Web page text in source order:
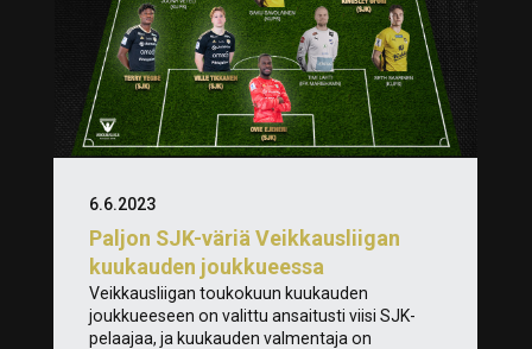
Paljon SJK-väriä Veikkausliigan
kuukauden joukkueessa
6.6.2023
Veikkausliigan toukokuun kuukauden
joukkueeseen on valittu ansaitusti viisi SJK-
pelaajaa, ja kuukauden valmentaja on